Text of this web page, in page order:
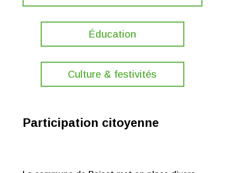
Éducation
Culture & festivités
Participation citoyenne